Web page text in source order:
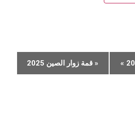
« قمة زوار الصين 2025 »